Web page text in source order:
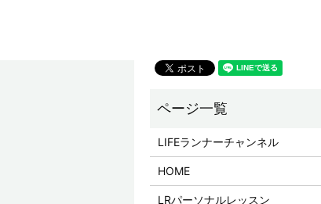
LIFEランナーチャンネル
HOME
LRパーソナルレッスン